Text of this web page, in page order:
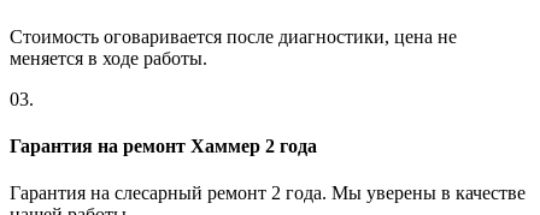
Стоимость оговаривается после диагностики, цена не
меняется в ходе работы.
03.
Гарантия на ремонт Хаммер 2 года
Гарантия на слесарный ремонт 2 года. Мы уверены в качестве